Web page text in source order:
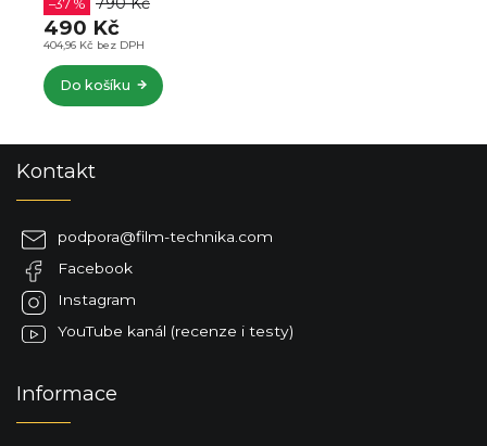
404,96 Kč bez DPH
–37 %
490 Kč
Do košíku
Kontakt
podpora@film-technika.com
Facebook
Instagram
YouTube kanál (recenze i testy)
Informace